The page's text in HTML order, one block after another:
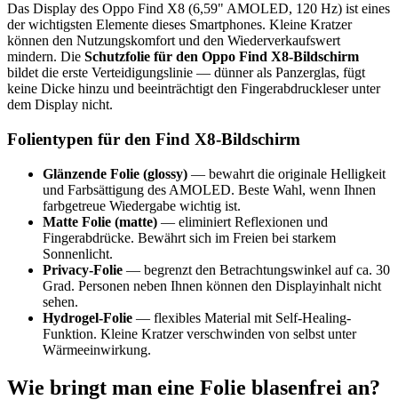
Das Display des Oppo Find X8 (6,59" AMOLED, 120 Hz) ist eines
der wichtigsten Elemente dieses Smartphones. Kleine Kratzer
können den Nutzungskomfort und den Wiederverkaufswert
mindern. Die Schutzfolie für den Oppo Find X8-Bildschirm
bildet die erste Verteidigungslinie — dünner als Panzerglas, fügt
keine Dicke hinzu und beeinträchtigt den Fingerabdruckleser unter
dem Display nicht.
Folientypen für den Find X8-Bildschirm
Glänzende Folie (glossy) — bewahrt die originale Helligkeit
und Farbsättigung des AMOLED. Beste Wahl, wenn Ihnen
farbgetreue Wiedergabe wichtig ist.
Matte Folie (matte) — eliminiert Reflexionen und
Fingerabdrücke. Bewährt sich im Freien bei starkem
Sonnenlicht.
Privacy-Folie — begrenzt den Betrachtungswinkel auf ca. 30
Grad. Personen neben Ihnen können den Displayinhalt nicht
sehen.
Hydrogel-Folie — flexibles Material mit Self-Healing-
Funktion. Kleine Kratzer verschwinden von selbst unter
Wärmeeinwirkung.
Wie bringt man eine Folie blasenfrei an?